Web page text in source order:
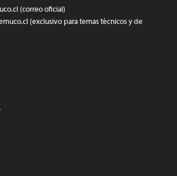
(correo oficial)
(exclusivo para temas técnicos y de